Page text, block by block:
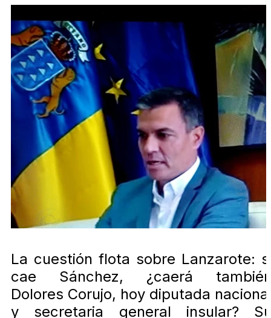
La cuestión flota sobre Lanzarote:
cae Sánchez, ¿caerá
Dolores Corujo, hoy diputada
y secretaria general insular?